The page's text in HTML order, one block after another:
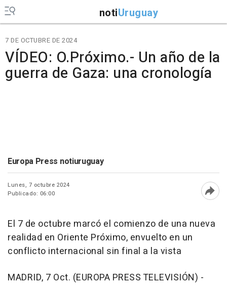
notiUruguay
7 DE OCTUBRE DE 2024
VÍDEO: O.Próximo.- Un año de la
guerra de Gaza: una cronología
Europa Press notiuruguay
Lunes, 7 octubre 2024
Publicado: 06:00
El 7 de octubre marcó el comienzo de una nueva
realidad en Oriente Próximo, envuelto en un
conflicto internacional sin final a la vista
MADRID, 7 Oct. (EUROPA PRESS TELEVISIÓN) -